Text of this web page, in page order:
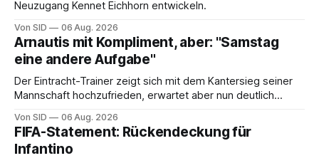
Neuzugang Kennet Eichhorn entwickeln.
Von SID 06 Aug. 2026
Arnautis mit Kompliment, aber: "Samstag
eine andere Aufgabe"
Der Eintracht-Trainer zeigt sich mit dem Kantersieg seiner
Mannschaft hochzufrieden, erwartet aber nun deutlich
Von SID 06 Aug. 2026
FIFA-Statement: Rückendeckung für
Infantino